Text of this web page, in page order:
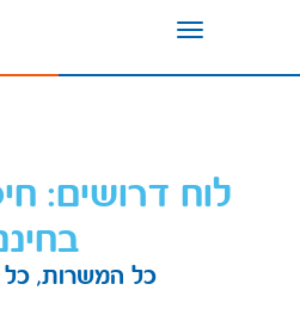
Toggle
לוח דרושים:
כל המשרות, כל